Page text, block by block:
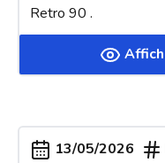
Retro 90 .
13/05/2026